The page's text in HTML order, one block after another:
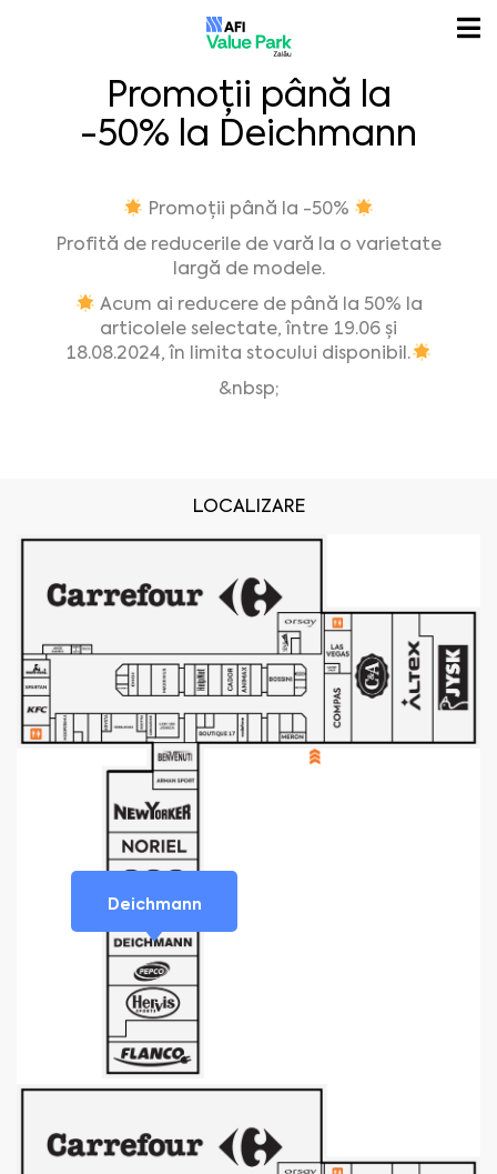
Promoții până la
-50% la Deichmann
Promoții până la -50%
Profită de reducerile de vară la o varietate
largă de modele.
Acum ai reducere de până la 50% la
articolele selectate, între 19.06 și
18.08.2024, în limita stocului disponibil.
&nbsp;
LOCALIZARE
Deichmann